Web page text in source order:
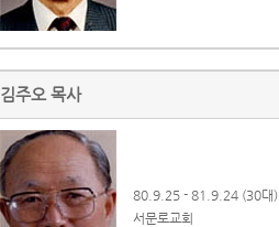
김주오 목사
80.9.25 - 81.9.24 (30대)
서문로교회